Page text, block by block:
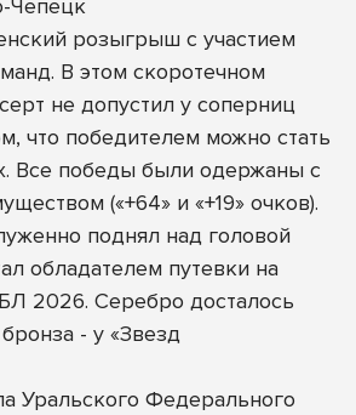
Чепецк
розыгрыш с участием
В этом скоротечном
не допустил у соперниц
что победителем можно стать
Все победы были одержаны с
(«+64» и «+19» очков).
поднял над головой
обладателем путевки на
2026. Серебро досталось
- у «Звезд
Уральского Федерального